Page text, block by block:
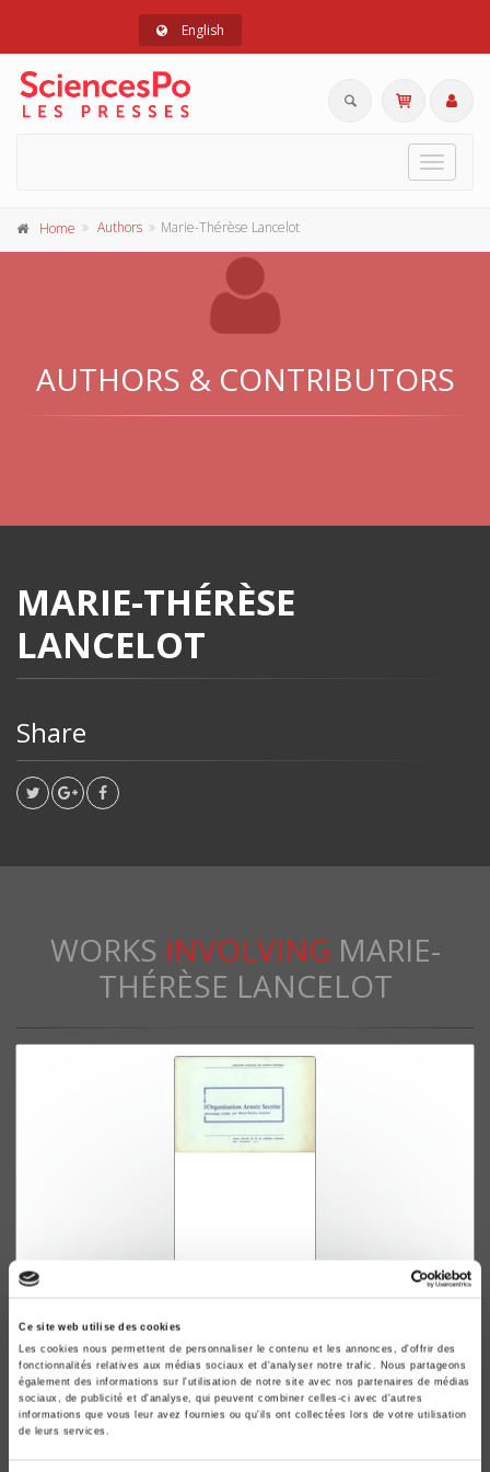
Ce site web utilise des cookies
Les cookies nous permettent de personnaliser le contenu et les annonces, d'offrir des
fonctionnalités relatives aux médias sociaux et d'analyser notre trafic. Nous partageons
également des informations sur l'utilisation de notre site avec nos partenaires de médias
sociaux, de publicité et d'analyse, qui peuvent combiner celles-ci avec d'autres
informations que vous leur avez fournies ou qu'ils ont collectées lors de votre utilisation
de leurs services.
English
Toggle
Home Authors Marie-Thérèse Lancelot
AUTHORS & CONTRIBUTORS
MARIE-THÉRÈSE
LANCELOT
Share
WORKS INVOLVING MARIE-
THÉRÈSE LANCELOT
L'Organisation Armée Secrète
T1 Chronologie & T2 Documents choisis
Marie-Thérèse Lancelot